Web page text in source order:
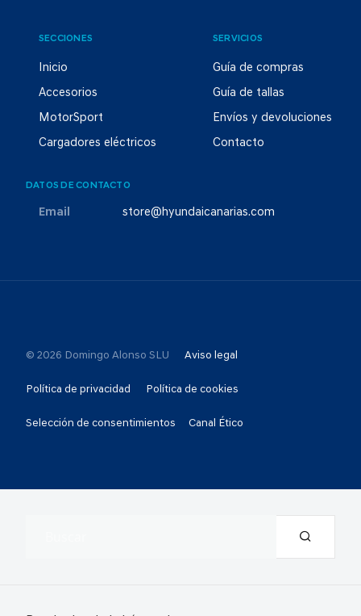
SECCIONES
Inicio
Accesorios
MotorSport
Cargadores eléctricos
SERVICIOS
Guía de compras
Guía de tallas
Envíos y devoluciones
Contacto
DATOS DE CONTACTO
Email store@hyundaicanarias.com
© 2026 Domingo Alonso SLU Aviso legal
Política de privacidad Política de cookies
Selección de consentimientos Canal Ético